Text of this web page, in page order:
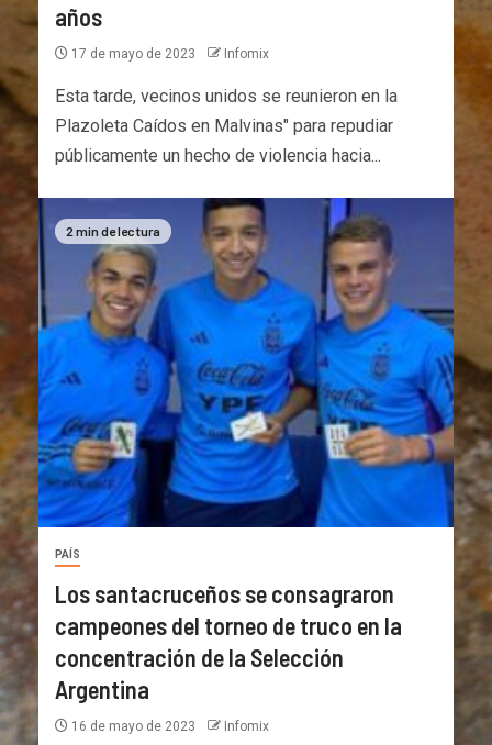
años
17 de mayo de 2023 Infomix
Esta tarde, vecinos unidos se reunieron en la
Plazoleta Caídos en Malvinas" para repudiar
públicamente un hecho de violencia hacia...
2 min de lectura
PAÍS
Los santacruceños se consagraron
campeones del torneo de truco en la
concentración de la Selección
Argentina
16 de mayo de 2023 Infomix